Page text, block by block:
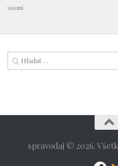
xiaomi
Hľadať:
spravodaj © 2026.